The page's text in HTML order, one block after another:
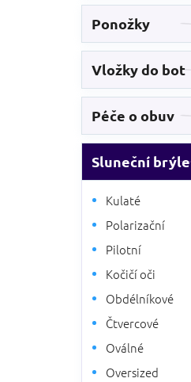
Ponožky
Vložky do bot
Péče o obuv
Sluneční brýle
Kulaté
Polarizační
Pilotní
Kočičí oči
Obdélníkové
Čtvercové
Oválné
Oversized